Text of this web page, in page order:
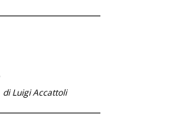
di Luigi Accattoli